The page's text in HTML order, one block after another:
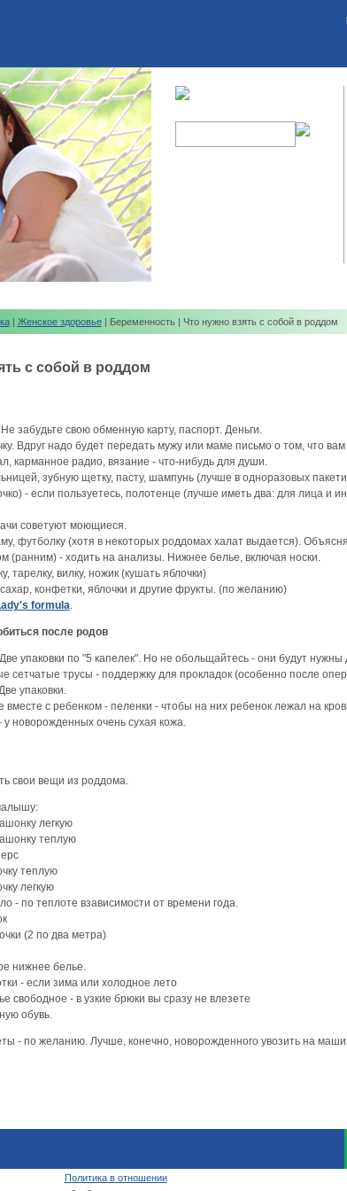
| Женское здоровье| Беременность | Что нужно взять с собой в роддом
с собой в роддом
забудьте свою обменную карту, паспорт. Деньги.
Вдруг надо будет передать мужу или маме письмо о том, что
карманное радио, вязание - что-нибудь для души.
зубную щетку, пасту, шампунь (лучше в одноразовых
- если пользуетесь, полотенце (лучше иметь два: для лица и
советуют моющиеся.
футболку (хотя в некоторых роддомах халат выдается).
(ранним) - ходить на анализы. Нижнее белье, включая носки.
тарелку, вилку, ножик (кушать яблочки)
конфетки, яблочки и другие фрукты. (по желанию)
formula.
после родов
упаковки по "5 капелек". Но не обольщайтесь - они будут нужны
сетчатые трусы - поддержку для прокладок (особенно после
упаковки.
вместе с ребенком - пеленки - чтобы на них ребенок лежал на
новорожденных очень сухая кожа.
свои вещи из роддома.
легкую
теплую
теплую
легкую
- по теплоте взависимости от времени года.
(2 по два метра)
нижнее белье.
- если зима или холодное лето
свободное - в узкие брюки вы сразу не влезете
обувь.
- по желанию. Лучше, конечно, новорожденного увозить на
Политика в отношении